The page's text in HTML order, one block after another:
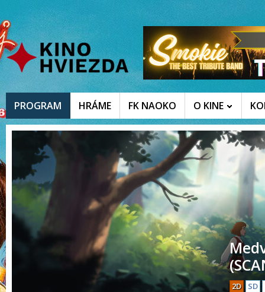
PROGRAM HRÁME FK NAOKO O KINE
2D SD